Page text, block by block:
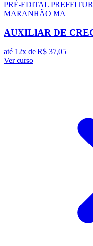
PRÉ-EDITAL
MARANHÃO MA
AUXILIAR DE
até 12x de R$ 37,05
Ver curso